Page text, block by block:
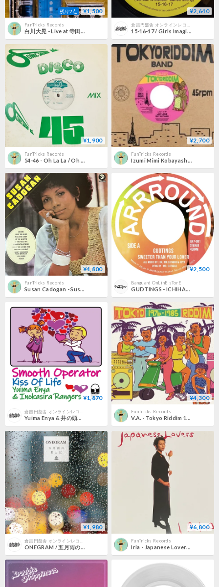
残り2点 ¥1,500
FunTricks Records
白川大晃 - Live at 寺田町 源ヶ橋温泉 [Cassette]
¥2,640
倉吉円盤舎 オンラインレコードショップ
15-16-17 / Girls Imagination (7inch)
¥1,900
FunTricks Records
54-46 - Oh La La / Oh Boy [12][Taxi] (USED)
¥2,700
FunTricks Records
Izumi Mimi Kobayashi & Tokyo Riddim Band - Lazy Love [7][Time Capsule]
¥4,800
FunTricks Records
Susan Cadogan - Susan Cadogan [LP][Trojan Records] (USED)
¥2,500
Banguard OnLinE sTorE
GUDTINGS - ICHIHASHI DUBWISE / Sweeter Than Your Lover - Sweeter Than Your Dub [7inch]
¥1,870
倉吉円盤舎 オンラインレコードショップ
Yuima Enya & 井の頭レンジャーズ / Smooth Operator / Kiss Of Life (新品7inch)
¥4,300
FunTricks Records
V.A. - Tokyo Riddim 1976-1985 [LP][Time Capsule]
¥1,980 ¥6,800
FunTricks Records